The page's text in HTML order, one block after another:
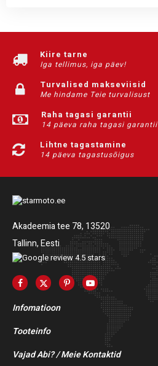
Kiire tarne
Iga tellimus, iga päev!
Turvalised makseviisid
Me hindame Teie turvalisust
Raha tagasi garantii
14 päeva raha tagasi garantii
Lihtne tagastamine
14 päeva tagastusõigus
Akadeemia tee 78, 13520
Tallinn, Eesti
Infomatioon
Tooteinfo
Vajad Abi? / Meie Kontaktid